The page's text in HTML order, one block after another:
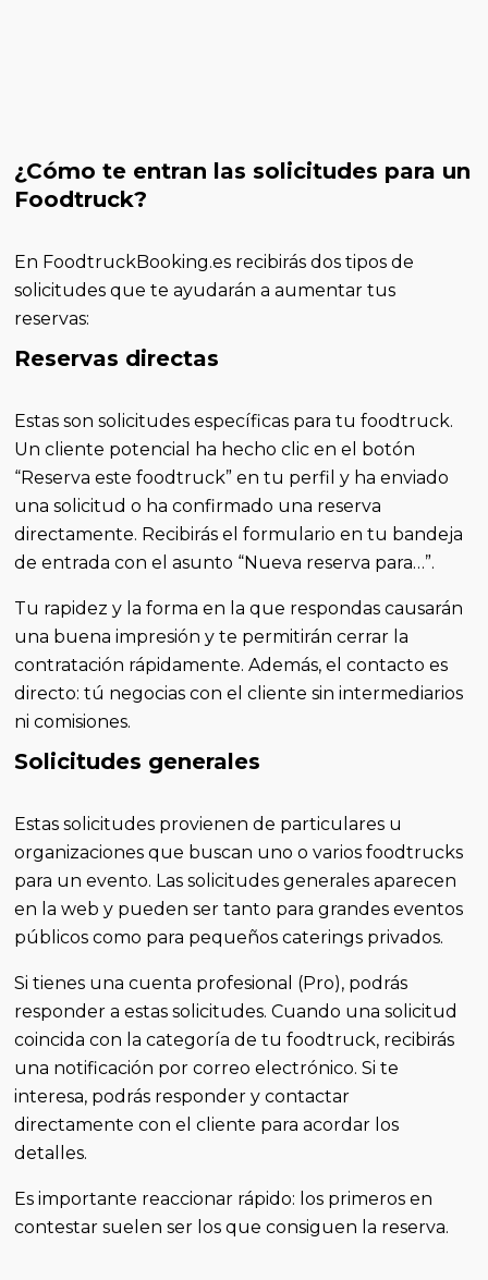
¿Cómo te entran las solicitudes para un
Foodtruck?
En FoodtruckBooking.es recibirás dos tipos de
solicitudes que te ayudarán a aumentar tus
reservas:
Reservas directas
Estas son solicitudes específicas para tu foodtruck.
Un cliente potencial ha hecho clic en el botón
“Reserva este foodtruck” en tu perfil y ha enviado
una solicitud o ha confirmado una reserva
directamente. Recibirás el formulario en tu bandeja
de entrada con el asunto “Nueva reserva para…”.
Tu rapidez y la forma en la que respondas causarán
una buena impresión y te permitirán cerrar la
contratación rápidamente. Además, el contacto es
directo: tú negocias con el cliente sin intermediarios
ni comisiones.
Solicitudes generales
Estas solicitudes provienen de particulares u
organizaciones que buscan uno o varios foodtrucks
para un evento. Las solicitudes generales aparecen
en la web y pueden ser tanto para grandes eventos
públicos como para pequeños caterings privados.
Si tienes una cuenta profesional (Pro), podrás
responder a estas solicitudes. Cuando una solicitud
coincida con la categoría de tu foodtruck, recibirás
una notificación por correo electrónico. Si te
interesa, podrás responder y contactar
directamente con el cliente para acordar los
detalles.
Es importante reaccionar rápido: los primeros en
contestar suelen ser los que consiguen la reserva.